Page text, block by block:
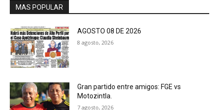
MAS POPULAR
AGOSTO 08 DE 2026
8 agosto, 2026
Gran partido entre amigos: FGE vs
Motozintla.
7 agosto, 2026